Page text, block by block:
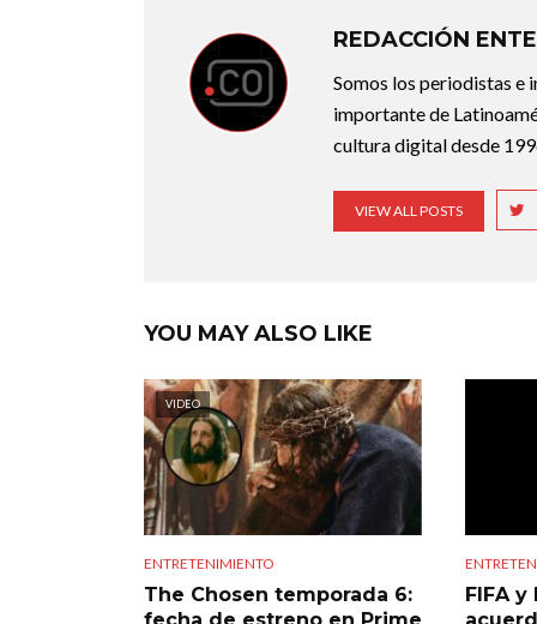
REDACCIÓN
Somos los periodistas e
importante de
cultura digital desde
VIEW ALL POSTS
YOU MAY ALSO LIKE
VIDEO
ENTRETENIMIENTO
The Chosen temporada 6:
FIFA